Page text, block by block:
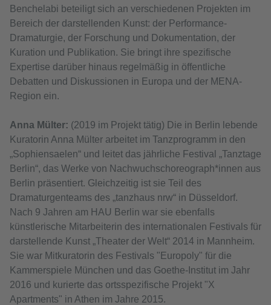
Benchelabi beteiligt sich an verschiedenen Projekten im
Bereich der darstellenden Kunst: der Performance-
Dramaturgie, der Forschung und Dokumentation, der
Kuration und Publikation. Sie bringt ihre spezifische
Expertise darüber hinaus regelmäßig in öffentliche
Debatten und Diskussionen in Europa und der MENA-
Region ein.
Anna Mülter: (2019 im Projekt tätig) Die in Berlin lebende
Kuratorin Anna Mülter arbeitet im Tanzprogramm in den
„Sophiensaelen“ und leitet das jährliche Festival „Tanztage
Berlin“, das Werke von Nachwuchschoreograph*innen aus
Berlin präsentiert. Gleichzeitig ist sie Teil des
Dramaturgenteams des „tanzhaus nrw“ in Düsseldorf.
Nach 9 Jahren am HAU Berlin war sie ebenfalls
künstlerische Mitarbeiterin des internationalen Festivals für
darstellende Kunst „Theater der Welt“ 2014 in Mannheim.
Sie war Mitkuratorin des Festivals "Europoly" für die
Kammerspiele München und das Goethe-Institut im Jahr
2016 und kurierte das ortsspezifische Projekt "X
Apartments" in Athen im Jahre 2015.